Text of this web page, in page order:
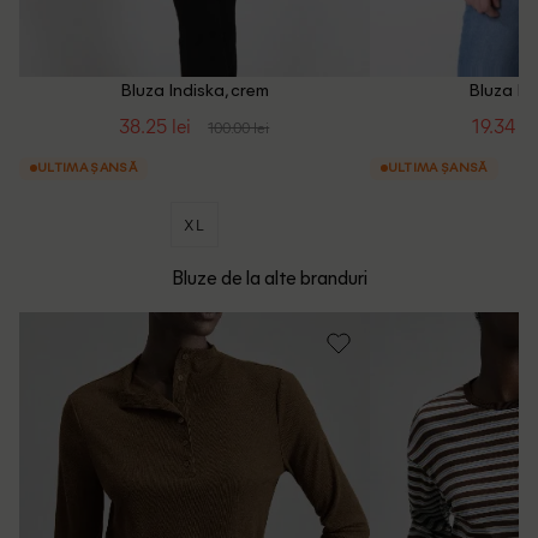
Bluza Indiska, crem
38.25 lei 100.00 lei
ULTIMA ȘANSĂ
XL
Bluza
19.34 lei
ULTIMA ȘANSĂ
Bluze de la alte branduri